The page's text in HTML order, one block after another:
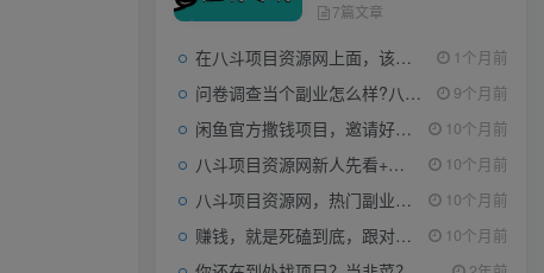
7篇文章
在八斗项目资源网上面，该看什么类型的赚钱项目 1个月前
问卷调查当个副业怎么样?八斗告诉你 9个月前
闲鱼官方撒钱项目，邀请好友领现金，单价1-8元，0成本可以当个小副业 10个月前
八斗项目资源网新人先看+领取【0撸小项目+互联网工具箱】 10个月前
八斗项目资源网，热门副业项目任你选，每日持续更新 10个月前
赚钱，就是死磕到底，跟对人做对事。 10个月前